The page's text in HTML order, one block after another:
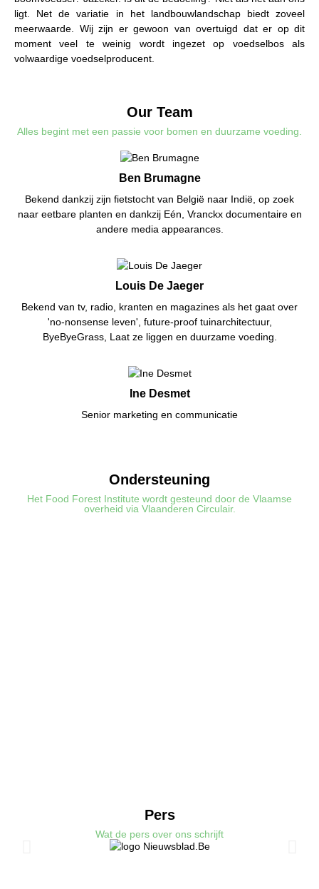
ligt. Net de variatie in het landbouwlandschap biedt zoveel
meerwaarde. Wij zijn er gewoon van overtuigd dat er op dit
moment veel te weinig wordt ingezet op voedselbos als
volwaardige voedselproducent.
Our Team
Alles begint met een passie voor bomen en duurzame voeding.
Ben Brumagne
Bekend dankzij zijn fietstocht van België naar Indië, op zoek
naar eetbare planten en dankzij Eén, Vranckx documentaire en
andere media appearances.
Louis De Jaeger
Bekend van tv, radio, kranten en magazines als het gaat over
'no-nonsense leven', future-proof tuinarchitectuur,
ByeByeGrass, Laat ze liggen en duurzame voeding.
Ine Desmet
Senior marketing en communicatie
Ondersteuning
Het Food Forest Institute wordt gesteund door de Vlaamse
overheid via Vlaanderen Circulair.
Pers
Wat de pers over ons schrijft